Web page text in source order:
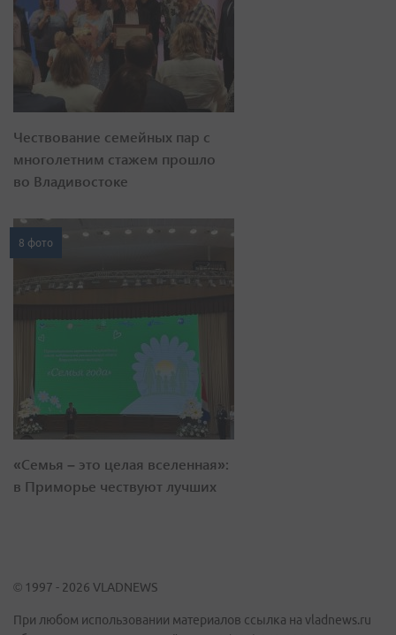
Чествование семейных пар с
многолетним стажем прошло
во Владивостоке
8 фото
«Семья – это целая вселенная»:
в Приморье чествуют лучших
© 1997 - 2026 VLADNEWS
При любом использовании материалов ссылка на vladnews.ru